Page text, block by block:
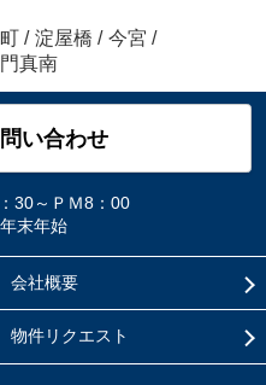
/ 淀屋橋 / 今宮 /
門真南
い合わせ
30～ＰＭ8：00
年末年始
会社概要
物件リクエスト